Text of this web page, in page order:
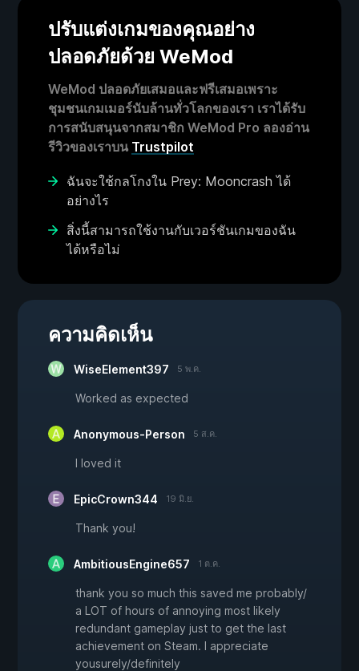
ปรับแต่งเกมของคุณอย่าง
ปลอดภัยด้วย WeMod
WeMod ปลอดภัยเสมอและฟรีเสมอเพราะ
ชุมชนเกมเมอร์นับล้านทั่วโลกของเรา เราได้รับ
การสนับสนุนจากสมาชิก WeMod Pro ลองอ่าน
รีวิวของเราบน Trustpilot
ฉันจะใช้กลโกงใน Prey: Mooncrash ได้
อย่างไร
สิ่งนี้สามารถใช้งานกับเวอร์ชันเกมของฉัน
ได้หรือไม่
ความคิดเห็น
WiseElement397 5 พ.ค.
Worked as expected
Anonymous-Person 5 ส.ค.
I loved it
EpicCrown344 19 มิ.ย.
Thank you!
AmbitiousEngine657 1 ต.ค.
thank you so much this saved me probably/
a LOT of hours of annoying most likely
redundant gameplay just to get the last
achievement on Steam. I appreciate
yousurely/definitely